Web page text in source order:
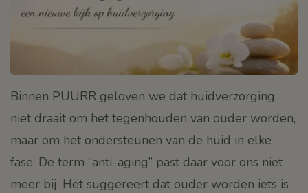
Binnen PUURR geloven we dat huidverzorging
niet draait om het tegenhouden van ouder worden,
maar om het ondersteunen van de huid in elke
fase. De term “anti-aging” past daar voor ons niet
meer bij. Het suggereert dat ouder worden iets is